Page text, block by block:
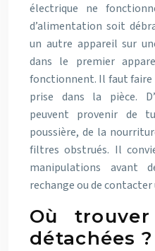
électrique ne
d’alimentation soit
un autre appareil sur
dans le premier
fonctionnent. Il faut faire
prise dans la pièce.
peuvent provenir de
poussière, de la
filtres obstrués. Il
manipulations avant
rechange ou de contacter
Où
détachées ?